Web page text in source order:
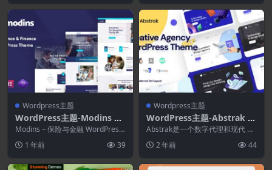
Wordpress主题
WordPress主题-Modins 1.
1.5–保险与金融WordPress
主题
Modins – 保险与金融 WordPress
1 年前 39
Wordpress主题
WordPress主题-Abstrak 1.
5.2–创意机构WordPress主
题
Abstrak是一个数字代理和现代 W
作现...2 年前 44